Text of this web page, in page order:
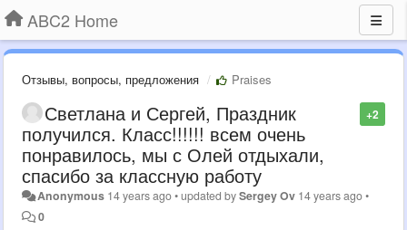
ABC2 Home
Отзывы, вопросы, предложения Praises
+2
Светлана и Сергей, Праздник
получился. Класс!!!!!! всем очень
понравилось, мы с Олей отдыхали,
спасибо за классную работу
Anonymous 14 years ago•updated bySergey Ov 14 years ago•
0